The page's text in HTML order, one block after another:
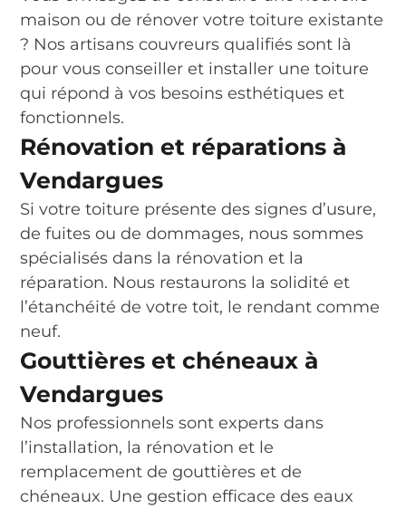
maison ou de rénover votre toiture existante
? Nos artisans couvreurs qualifiés sont là
pour vous conseiller et installer une toiture
qui répond à vos besoins esthétiques et
fonctionnels.
Rénovation et réparations à
Vendargues
Si votre toiture présente des signes d’usure,
de fuites ou de dommages, nous sommes
spécialisés dans la rénovation et la
réparation. Nous restaurons la solidité et
l’étanchéité de votre toit, le rendant comme
neuf.
Gouttières et chéneaux à
Vendargues
Nos professionnels sont experts dans
l’installation, la rénovation et le
remplacement de gouttières et de
chéneaux. Une gestion efficace des eaux